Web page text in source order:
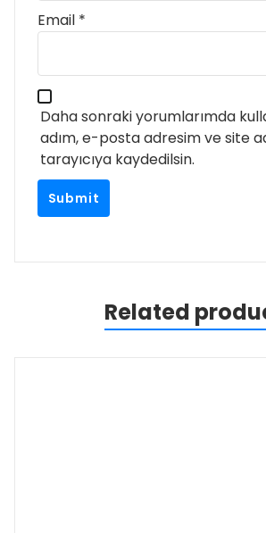
Email *
Daha sonraki yorumlarımda
adım, e-posta adresim ve site
tarayıcıya kaydedilsin.
Related